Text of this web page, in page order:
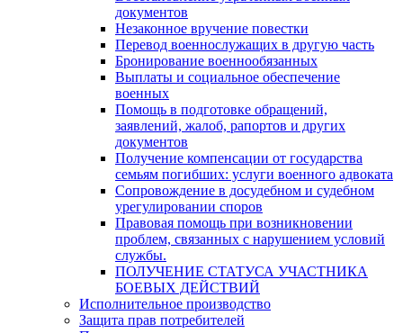
документов
Незаконное вручение повестки
Перевод военнослужащих в другую часть
Бронирование военнообязанных
Выплаты и социальное обеспечение
военных
Помощь в подготовке обращений,
заявлений, жалоб, рапортов и других
документов
Получение компенсации от государства
семьям погибших: услуги военного адвоката
Сопровождение в досудебном и судебном
урегулировании споров
Правовая помощь при возникновении
проблем, связанных с нарушением условий
службы.
ПОЛУЧЕНИЕ СТАТУСА УЧАСТНИКА
БОЕВЫХ ДЕЙСТВИЙ
Исполнительное производство
Защита прав потребителей